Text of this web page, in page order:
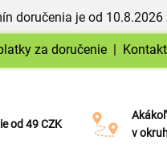
doručenia je od 10.8.2026
za doručenie |
od 49 CZK
v
Služba